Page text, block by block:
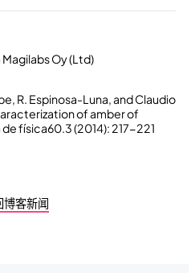
Oy (Ltd)
R. Espinosa-Luna, and Claudio
of amber of
física60.3 (2014): 217-221
博客新闻